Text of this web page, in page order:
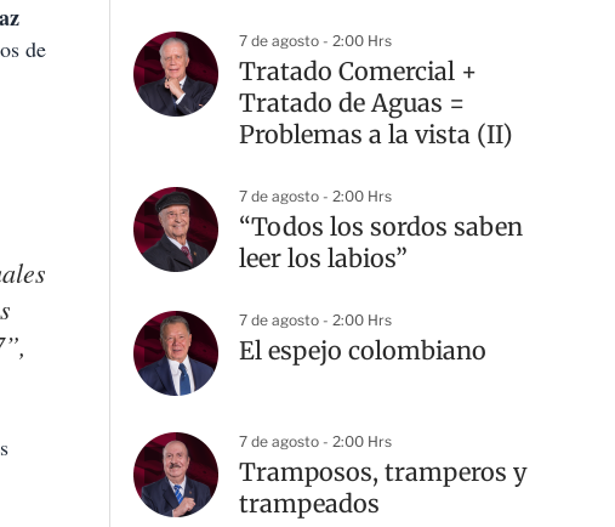
de
7 de agosto - 2:00 Hrs
Tratado Comercial +
Tratado de Aguas =
Problemas a la vista (II)
7 de agosto - 2:00 Hrs
“Todos los sordos saben
leer los labios”
7 de agosto - 2:00 Hrs
El espejo colombiano
7 de agosto - 2:00 Hrs
Tramposos, tramperos y
trampeados